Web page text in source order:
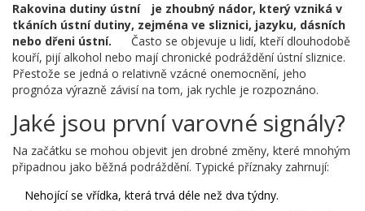
Rakovina dutiny ústní
je zhoubný nádor, který vzniká v
tkáních ústní dutiny, zejména ve sliznici, jazyku, dásních
nebo dřeni ústní.
Často se objevuje u lidí, kteří dlouhodobě
kouří, pijí alkohol nebo mají chronické podráždění ústní sliznice.
Přestože se jedná o relativně vzácné onemocnění, jeho
prognóza výrazně závisí na tom, jak rychle je rozpoznáno.
Jaké jsou první varovné signály?
Na začátku se mohou objevit jen drobné změny, které mnohým
připadnou jako běžná podráždění. Typické příznaky zahrnují:
Nehojící se vřídka, která trvá déle než dva týdny.